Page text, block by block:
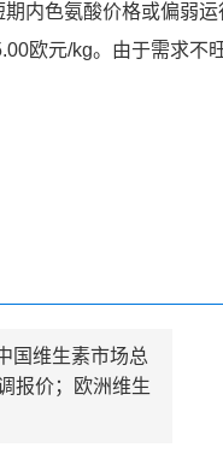
内色氨酸价格或偏弱运
欧元/kg。由于需求
国维生素市场总
报价；欧洲维生